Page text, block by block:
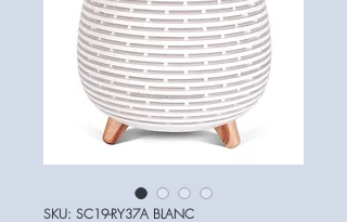
SKU: SC19-RY37A BLANC